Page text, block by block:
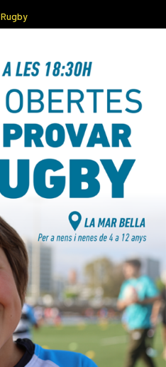
Rugby